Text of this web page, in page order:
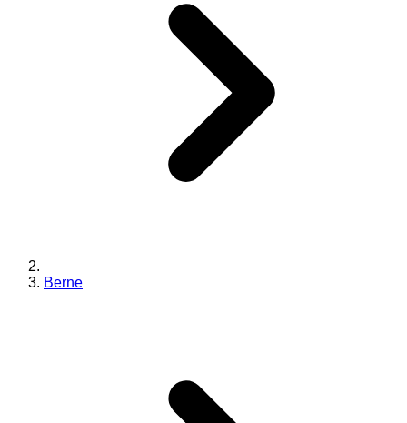
Berne